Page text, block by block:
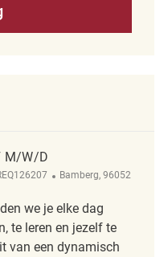
M/W/D
Plaats
Bamberg, 96052
we je elke dag
te leren en jezelf te
van een dynamisch